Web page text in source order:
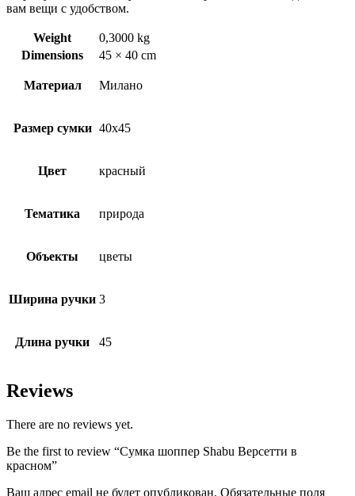
вам вещи с удобством.
Weight
0,3000 kg
Dimensions
45 × 40 cm
Материал Милано
Размер сумки 40х45
Цвет красный
Тематика природа
Объекты цветы
Ширина ручки 3
Длина ручки 45
Reviews
There are no reviews yet.
Be the first to review “Сумка шоппер Shabu Версетти в
красном”
Ваш адрес email не будет опубликован. Обязательные поля